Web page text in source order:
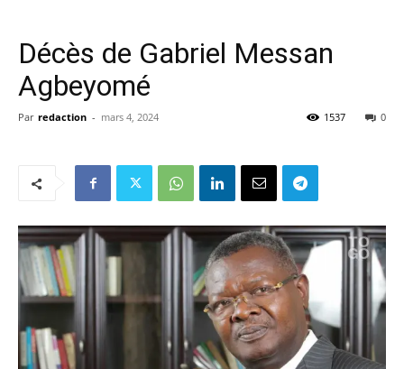
Décès de Gabriel Messan
Agbeyomé
Par redaction - mars 4, 2024 0
1537